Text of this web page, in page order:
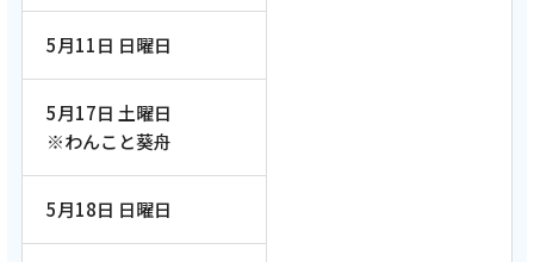
5月11日 日曜日
5月17日 土曜日
※わんこと葵舟
5月18日 日曜日